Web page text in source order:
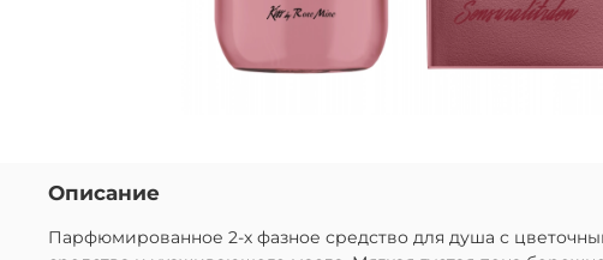
Описание
Парфюмированное 2-х фазное средство для душа с